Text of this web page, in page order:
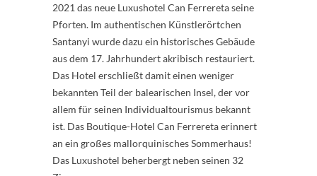
2021 das neue Luxushotel Can Ferrereta seine
Pforten. Im authentischen Künstlerörtchen
Santanyi wurde dazu ein historisches Gebäude
aus dem 17. Jahrhundert akribisch restauriert.
Das Hotel erschließt damit einen weniger
bekannten Teil der balearischen Insel, der vor
allem für seinen Individualtourismus bekannt
ist. Das Boutique-Hotel Can Ferrereta erinnert
an ein großes mallorquinisches Sommerhaus!
Das Luxushotel beherbergt neben seinen 32